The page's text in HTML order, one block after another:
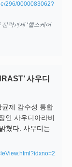
296/0000083062?
략과제 ‘헬스케어
사우디
제 감수성 통합
인 사우디아라비
혔다. 사우디는